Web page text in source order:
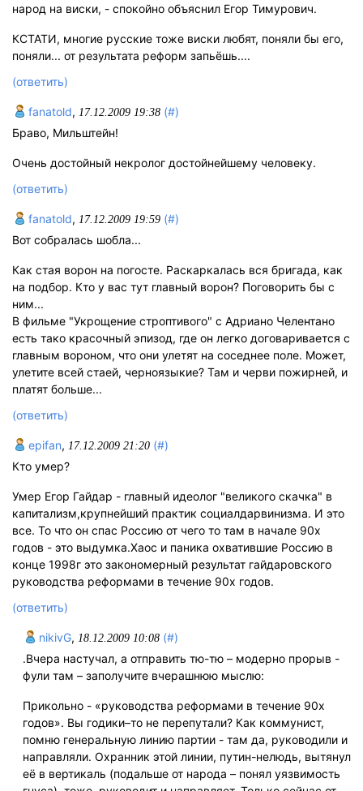
народ на виски, - спокойно объяснил Егор Тимурович.
КСТАТИ, многие русские тоже виски любят, поняли бы его,
поняли... от результата реформ запьёшь....
(ответить)
fanatold, 17.12.2009 19:38 (#)
Браво, Мильштейн!
Очень достойный некролог достойнейшему человеку.
(ответить)
fanatold, 17.12.2009 19:59 (#)
Вот собралась шобла...
Как стая ворон на погосте. Раскаркалась вся бригада, как
на подбор. Кто у вас тут главный ворон? Поговорить бы с
ним...
В фильме "Укрощение строптивого" с Адриано Челентано
есть тако красочный эпизод, где он легко договаривается с
главным вороном, что они улетят на соседнее поле. Может,
улетите всей стаей, черноязыкие? Там и черви пожирней, и
платят больше...
(ответить)
epifan, 17.12.2009 21:20 (#)
Кто умер?
Умер Егор Гайдар - главный идеолог "великого скачка" в
капитализм,крупнейший практик социалдарвинизма. И это
все. То что он спас Россию от чего то там в начале 90х
годов - это выдумка.Хаос и паника охватившие Россию в
конце 1998г это закономерный результат гайдаровского
руководства реформами в течение 90х годов.
(ответить)
nikivG, 18.12.2009 10:08 (#)
.Вчера настучал, а отправить тю-тю – модерно прорыв -
фули там – заполучите вчерашнюю мыслю:
Прикольно - «руководства реформами в течение 90х
годов». Вы годики–то не перепутали? Как коммунист,
помню генеральную линию партии - там да, руководили и
направляли. Охранник этой линии, путин-нелюдь, вытянул
её в вертикаль (подальше от народа – понял уязвимость